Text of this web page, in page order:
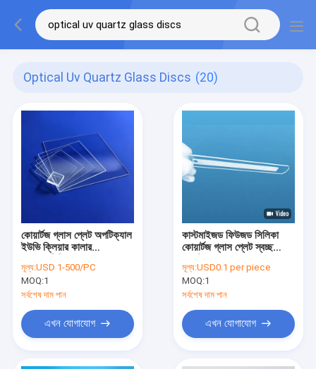
Optical Uv Quartz Glass Discs (20)
কোয়ার্টজ গ্লাস প্লেট অপটিক্যাল
ইউভি ক্লিয়ার কালার
মূল্য:USD 1-500/PC
MOQ:1
সর্বশেষ দাম পান
এখন যোগাযোগ
কাস্টমাইজড ফিউজড সিলিকা
কোয়ার্টজ গ্লাস প্লেট স্বচ্ছ
মূল্য:USD0.1 per piece
MOQ:1
সর্বশেষ দাম পান
এখন যোগাযোগ